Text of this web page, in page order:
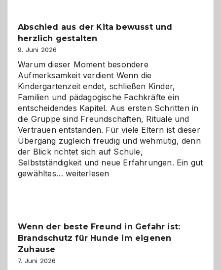
verstehen
Abschied aus der Kita bewusst und
herzlich gestalten
9. Juni 2026
Warum dieser Moment besondere
Aufmerksamkeit verdient Wenn die
Kindergartenzeit endet, schließen Kinder,
Familien und pädagogische Fachkräfte ein
entscheidendes Kapitel. Aus ersten Schritten in
die Gruppe sind Freundschaften, Rituale und
Vertrauen entstanden. Für viele Eltern ist dieser
Übergang zugleich freudig und wehmütig, denn
der Blick richtet sich auf Schule,
Selbstständigkeit und neue Erfahrungen. Ein gut
gewähltes…Abschied
und
herzlich
weiterlesen
Wenn der beste Freund in Gefahr ist:
Brandschutz für Hunde im eigenen
Zuhause
7. Juni 2026